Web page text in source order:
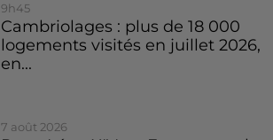
9h45
Cambriolages : plus de 18 000
logements visités en juillet 2026,
en...
7 août 2026